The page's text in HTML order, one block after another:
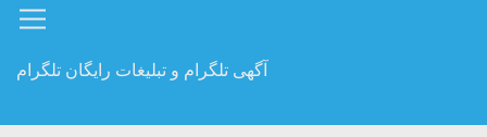
آگهی تلگرام و تبلیغات رایگان تلگرام